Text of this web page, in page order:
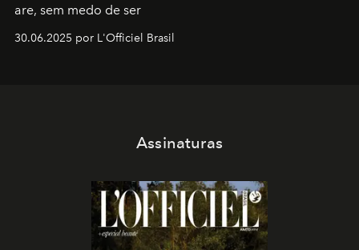
are, sem medo de ser
30.06.2025 por L'Officiel Brasil
Assinaturas